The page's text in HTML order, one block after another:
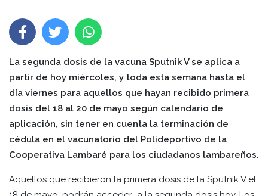
La segunda dosis de la vacuna Sputnik V se aplica a
partir de hoy miércoles, y toda esta semana hasta el
día viernes para aquellos que hayan recibido primera
dosis del 18 al 20 de mayo según calendario de
aplicación, sin tener en cuenta la terminación de
cédula en el vacunatorio del Polideportivo de la
Cooperativa Lambaré para los ciudadanos lambareños.
Aquellos que recibieron la primera dosis de la Sputnik V el